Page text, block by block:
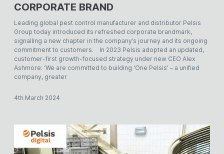
CORPORATE BRAND
Leading global pest control manufacturer and distributor Pelsis
Group today introduced its refreshed corporate brandmark,
signalling a new chapter in the company’s journey and its ongoing
commitment to customers. In 2023 Pelsis adopted an updated,
customer-first growth-focused strategy under new CEO Alex
Ashmore: ‘We are committed to building ‘One Pelsis’ – a unified
company, greater
4th March 2024